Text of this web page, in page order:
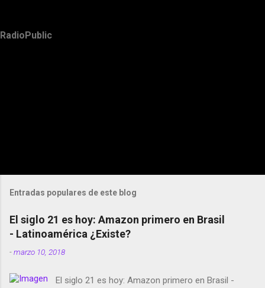
RadioPublic
Entradas populares de este blog
El siglo 21 es hoy: Amazon primero en Brasil
- Latinoamérica ¿Existe?
-marzo 10, 2018
El siglo 21 es hoy: Amazon primero en Brasil -